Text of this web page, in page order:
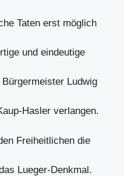
Taten erst möglich
und eindeutige
Ludwig
Hasler verlangen.
Freiheitlichen die
Lueger-Denkmal.